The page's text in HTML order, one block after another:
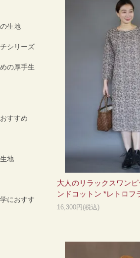
大人のリラックスワン
ンドコットン *レトロフ
16,300円(税込)
生地
シリーズ
の厚手生
すすめ
地
におすす